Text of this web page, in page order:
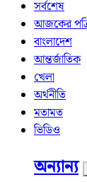
সর্বশেষ
আজকের
বাংলাদেশ
আন্তর্জাতিক
খেলা
অর্থনীতি
মতামত
ভিডিও
অন্যান্য